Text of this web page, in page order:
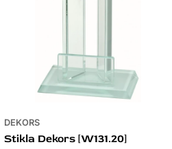
DEKORS
Stikla Dekors [W131.20]